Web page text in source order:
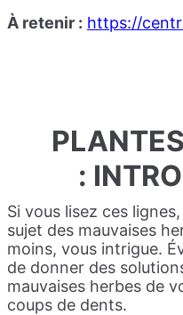
À retenir : https://
:
Si vous lisez ces
sujet des mauvaises
moins, vous intrigue.
de donner des
mauvaises herbes de
coups de dents.